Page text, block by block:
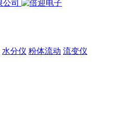
水分仪 粉体流动 流变仪